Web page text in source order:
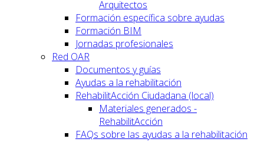
Arquitectos
Formación específica sobre ayudas
Formación BIM
Jornadas profesionales
Red OAR
Documentos y guías
Ayudas a la rehabilitación
RehabilitAcción Ciudadana (local)
Materiales generados -
RehabilitAcción
FAQs sobre las ayudas a la rehabilitación